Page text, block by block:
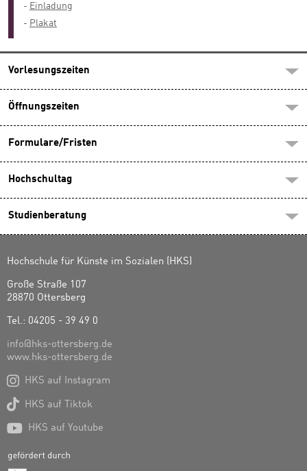
Einladung
Plakat
Vorlesungszeiten
Öffnungszeiten
Formulare/Fristen
Hochschultag
Studienberatung
Hochschule für Künste im Sozialen (HKS)
Große Straße 107
28870 Ottersberg
Tel.: 04205 - 39 49 0
info@hks-ottersberg.de
www.hks-ottersberg.de
 HKS auf Instagram
 HKS auf Tiktok
 HKS auf Youtube